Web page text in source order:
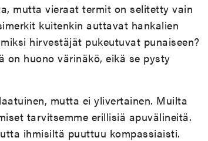
mutta vieraat termit on selitetty vain
kuitenkin auttavat hankalien
hirvestäjät pukeutuvat punaiseen?
on huono värinäkö, eikä se pysty
mutta ei ylivertainen. Muilta
tarvitsemme erillisiä apuvälineitä.
ihmisiltä puuttuu kompassiaisti.